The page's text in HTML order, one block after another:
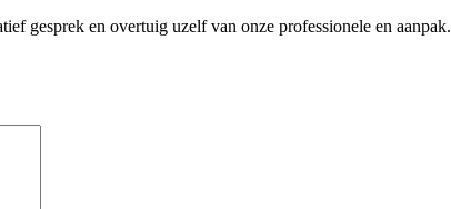
gesprek en overtuig uzelf van onze professionele en aanpak.